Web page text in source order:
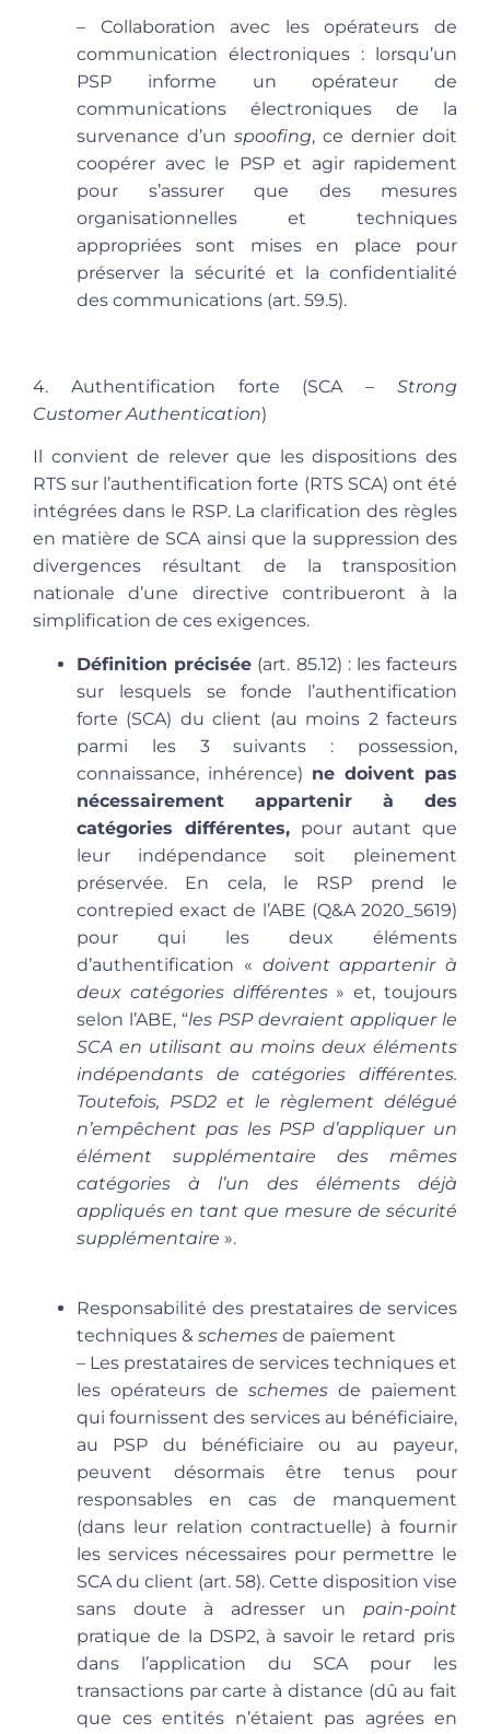
– Collaboration avec les opérateurs de
communication électroniques : lorsqu’un
PSP informe un opérateur de
communications électroniques de la
survenance d’un spoofing, ce dernier doit
coopérer avec le PSP et agir rapidement
pour s’assurer que des mesures
organisationnelles et techniques
appropriées sont mises en place pour
préserver la sécurité et la confidentialité
des communications (art. 59.5).
4. Authentification forte (SCA – Strong
Customer Authentication)
Il convient de relever que les dispositions des
RTS sur l’authentification forte (RTS SCA) ont été
intégrées dans le RSP. La clarification des règles
en matière de SCA ainsi que la suppression des
divergences résultant de la transposition
nationale d’une directive contribueront à la
simplification de ces exigences.
Définition précisée (art. 85.12) : les facteurs
sur lesquels se fonde l’authentification
forte (SCA) du client (au moins 2 facteurs
parmi les 3 suivants : possession,
connaissance, inhérence) ne doivent pas
nécessairement appartenir à des
catégories différentes,pour autant que
leur indépendance soit pleinement
préservée. En cela, le RSP prend le
contrepied exact de l’ABE (Q&A 2020_5619)
pour qui les deux éléments
d’authentification « doivent appartenir à
deux catégories différentes» et, toujours
selon l’ABE, “les PSP devraient appliquer le
SCA en utilisant au moins deux éléments
indépendants de catégories différentes.
Toutefois, PSD2 et le règlement délégué
n’empêchent pas les PSP d’appliquer un
élément supplémentaire des mêmes
catégories à l’un des éléments déjà
appliqués en tant que mesure de sécurité
supplémentaire ».
Responsabilité des prestataires de services
techniques & schemes de paiement
– Les prestataires de services techniques et
les opérateurs de schemes de paiement
qui fournissent des services au bénéficiaire,
au PSP du bénéficiaire ou au payeur,
peuvent désormais être tenus pour
responsables en cas de manquement
(dans leur relation contractuelle) à fournir
les services nécessaires pour permettre le
SCA du client (art. 58). Cette disposition vise
sans doute à adresser un pain-point
pratique de la DSP2, à savoir le retard pris
dans l’application du SCA pour les
transactions par carte à distance (dû au fait
que ces entités n’étaient pas agrées en